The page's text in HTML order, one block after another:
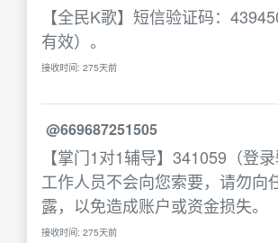
【全民K歌】短信验证码：
有效）。
接收时间: 275天前
@669687251505
【掌门1对1辅导】341059（登录
工作人员不会向您索要，请勿向
露，以免造成账户或资金损失。
接收时间: 275天前